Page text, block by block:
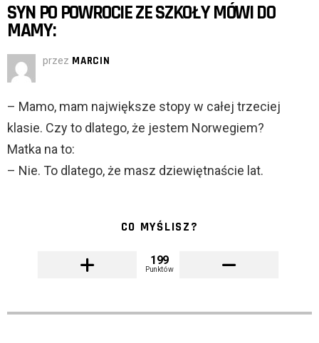
SYN PO POWROCIE ZE SZKOŁY MÓWI DO
MAMY:
przez MARCIN
– Mamo, mam największe stopy w całej trzeciej
klasie. Czy to dlatego, że jestem Norwegiem?
Matka na to:
– Nie. To dlatego, że masz dziewiętnaście lat.
CO MYŚLISZ?
199
Punktów